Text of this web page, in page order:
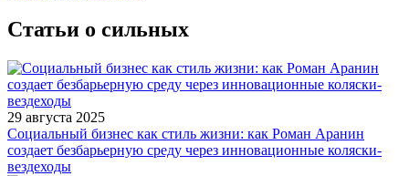
Статьи о сильных
29 августа 2025
Социальный бизнес как стиль жизни: как Роман Аранин
создает безбарьерную среду через инновационные коляски-
вездеходы